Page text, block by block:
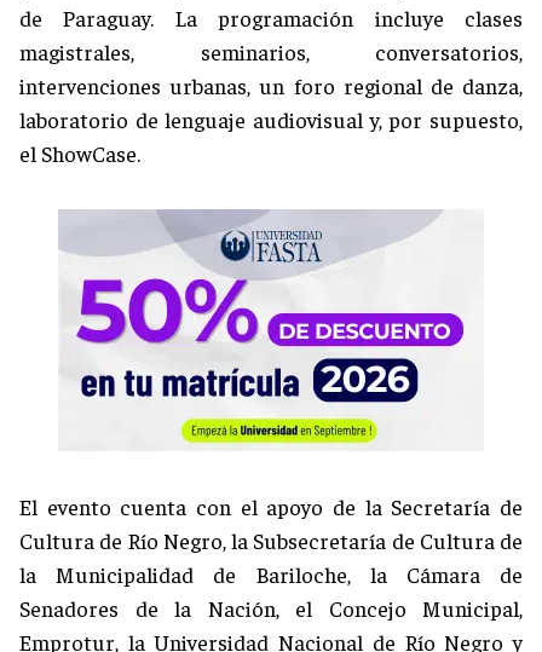
de Paraguay. La programación incluye clases
magistrales, seminarios, conversatorios,
intervenciones urbanas, un foro regional de danza,
laboratorio de lenguaje audiovisual y, por supuesto,
el ShowCase.
El evento cuenta con el apoyo de la Secretaría de
Cultura de Río Negro, la Subsecretaría de Cultura de
la Municipalidad de Bariloche, la Cámara de
Senadores de la Nación, el Concejo Municipal,
Emprotur, la Universidad Nacional de Río Negro y